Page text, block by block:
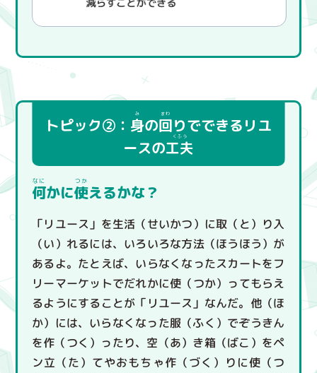
トピック②： 身の回りでできるリユ
ースの工夫
何かに使えるかな？
「リユース」を生活（せいかつ）に取（と）り入
（い）れるには、いろいろな方法（ほうほう）が
あるよ。たとえば、いらなくなったスカートをフ
リーマーケットでだれかに使（つか）ってもらえ
るようにすることが「リユース」なんだ。他（ほ
か）には、いらなくなった服（ふく）でぞうきん
を作（つく）ったり、空（あ）き箱（ばこ）をペ
ン立（た）てやおもちゃ作（づく）りに使（つ